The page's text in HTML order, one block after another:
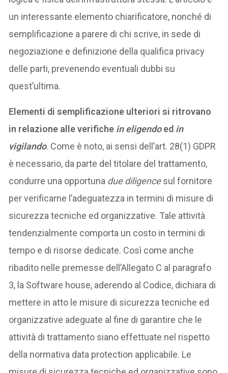
un interessante elemento chiarificatore, nonché di
semplificazione a parere di chi scrive, in sede di
negoziazione e definizione della qualifica privacy
delle parti, prevenendo eventuali dubbi su
quest’ultima.
Elementi di semplificazione ulteriori si ritrovano
in relazione alle verifiche in eligendoed in
vigilando. Come è noto, ai sensi dell’art. 28(1) GDPR
è necessario, da parte del titolare del trattamento,
condurre una opportuna due diligencesul fornitore
per verificarne l’adeguatezza in termini di misure di
sicurezza tecniche ed organizzative. Tale attività
tendenzialmente comporta un costo in termini di
tempo e di risorse dedicate. Così come anche
ribadito nelle premesse dell’Allegato C al paragrafo
3, la Software house, aderendo al Codice, dichiara di
mettere in atto le misure di sicurezza tecniche ed
organizzative adeguate al fine di garantire che le
attività di trattamento siano effettuate nel rispetto
della normativa data protection applicabile. Le